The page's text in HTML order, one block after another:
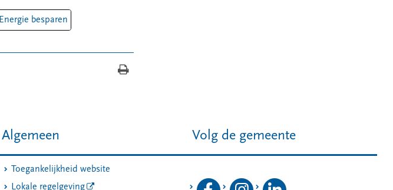
Energie besparen
Algemeen
Toegankelijkheid website
Lokale regelgeving
Volg de gemeente